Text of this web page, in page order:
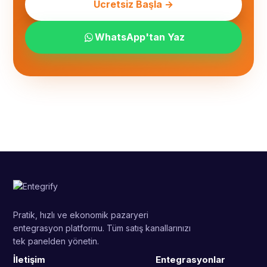
Ücretsiz Başla →
WhatsApp'tan Yaz
Pratik, hızlı ve ekonomik pazaryeri
entegrasyon platformu. Tüm satış kanallarınızı
tek panelden yönetin.
İletişim Entegrasyonlar